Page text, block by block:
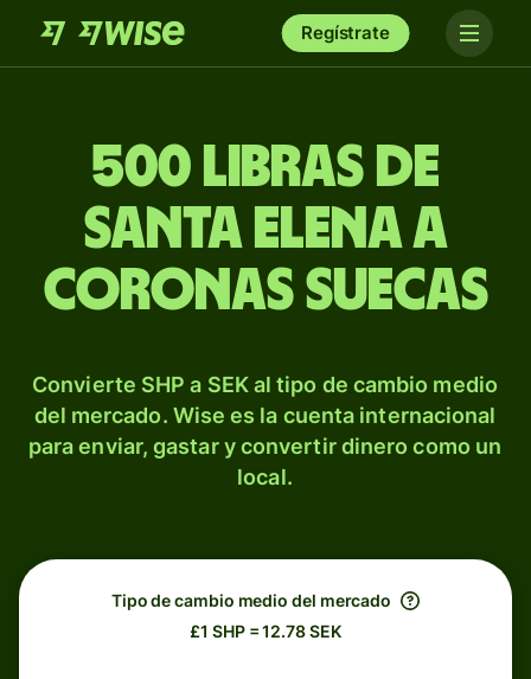
Regístrate
500 libras de
Santa Elena a
coronas suecas
Convierte SHP a SEK al tipo de cambio medio
del mercado. Wise es la cuenta internacional
para enviar, gastar y convertir dinero como un
local.
Tipo de cambio medio del mercado
£1 SHP = 12.78 SEK